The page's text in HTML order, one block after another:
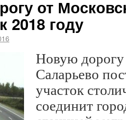
от
2018 году
Новую
Саларьево
участок
соединит